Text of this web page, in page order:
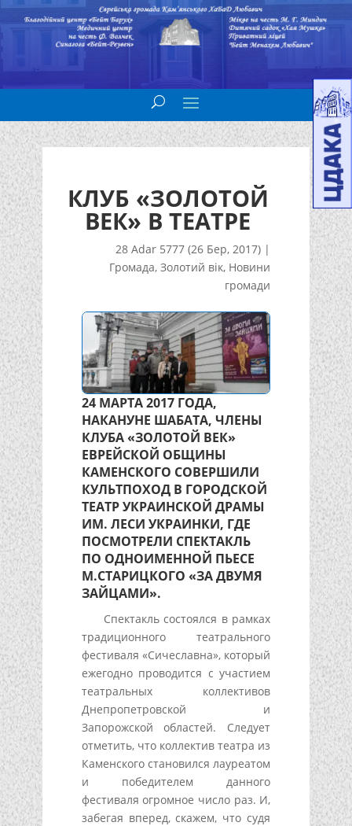
КЛУБ «ЗОЛОТОЙ
ВЕК» В ТЕАТРЕ
28 Adar 5777 (26 Бер, 2017) |
Громада,Золотий вік, Новини
громади
24 МАРТА 2017 ГОДА,
НАКАНУНЕ ШАБАТА, ЧЛЕНЫ
КЛУБА «ЗОЛОТОЙ ВЕК»
ЕВРЕЙСКОЙ ОБЩИНЫ
КАМЕНСКОГО СОВЕРШИЛИ
КУЛЬТПОХОД В ГОРОДСКОЙ
ТЕАТР УКРАИНСКОЙ ДРАМЫ
ИМ. ЛЕСИ УКРАИНКИ, ГДЕ
ПОСМОТРЕЛИ СПЕКТАКЛЬ
ПО ОДНОИМЕННОЙ ПЬЕСЕ
М.СТАРИЦКОГО «ЗА ДВУМЯ
ЗАЙЦАМИ».
Спектакль состоялся в рамках
традиционного театрального
фестиваля «Сичеславна», который
ежегодно проводится с участием
театральных коллективов
Днепропетровской и
Запорожской областей. Следует
отметить, что коллектив театра из
Каменского становился лауреатом
и победителем данного
фестиваля огромное число раз. И,
забегая вперед, скажем, что судя